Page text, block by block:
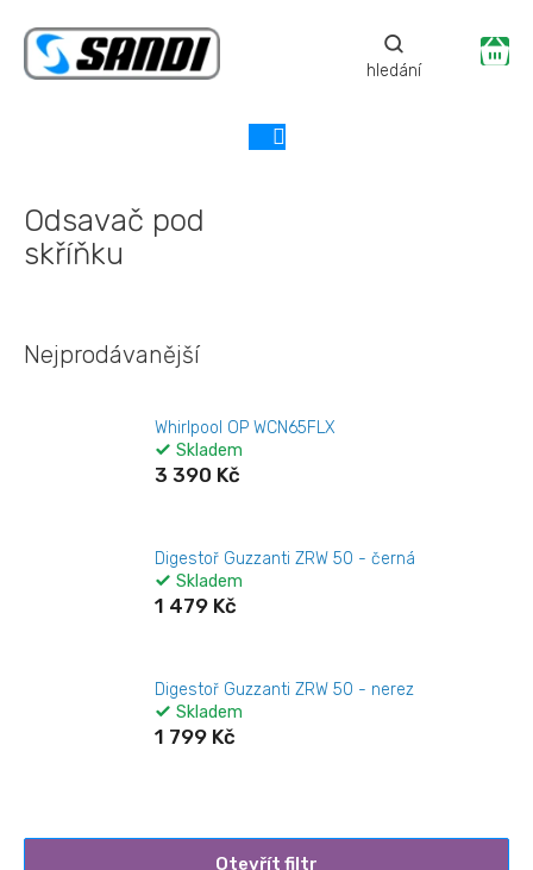
obsah
Odsavač pod
skříňku
Nejprodávanější
Whirlpool OP WCN65FLX
Skladem
3 390 Kč
Digestoř Guzzanti ZRW 50 - černá
Skladem
1 479 Kč
Digestoř Guzzanti ZRW 50 - nerez
Skladem
1 799 Kč
Otevřít filtr